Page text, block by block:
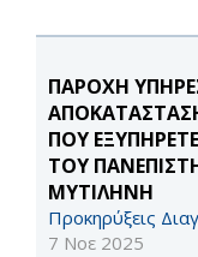
ΠΑΡΟΧΗ
ΠΟΥ
ΤΟΥ
ΜΥΤΙΛΗΝΗ
Προκηρύξεις
7 Νοε 2025